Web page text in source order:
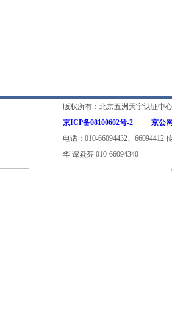
版权所有：北京五洲天宇认证
京ICP备08100602号-2
京公
电话：010-66094432、
华 谭焱芬 010-66094340